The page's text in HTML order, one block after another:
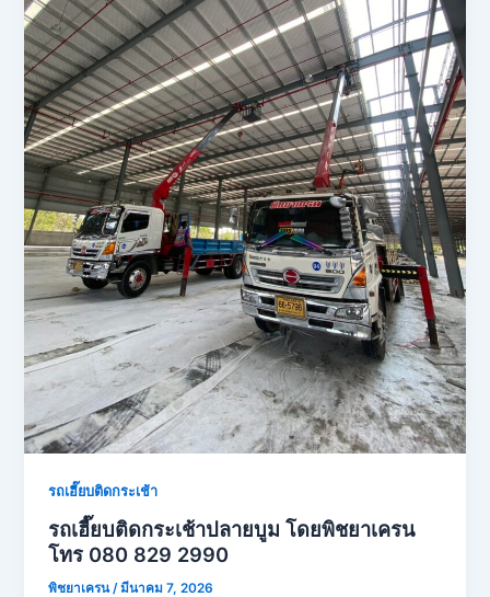
รถเฮี๊ยบติดกระเช้า
รถเฮี๊ยบติดกระเช้าปลายบูม โดยพิชยาเครน
โทร 080 829 2990
พิชยาเครน/มีนาคม 7, 2026